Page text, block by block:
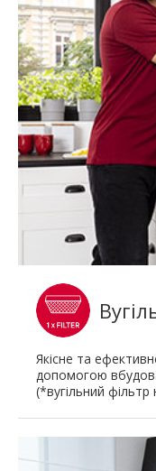
Якісне та
допомогою
(*вугільний